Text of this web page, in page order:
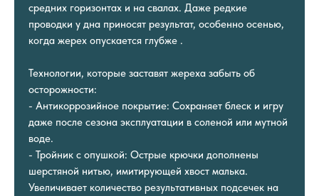
средних горизонтах и на свалах. Даже редкие
проводки у дна приносят результат, особенно осенью,
когда жерех опускается глубже .
Технологии, которые заставят жереха забыть об
осторожности:
- Антикоррозийное покрытие: Сохраняет блеск и игру
даже после сезона эксплуатации в соленой или мутной
воде.
- Тройник с опушкой: Острые крючки дополнены
шерстяной нитью, имитирующей хвост малька.
Увеличивает количество результативных подсечек на